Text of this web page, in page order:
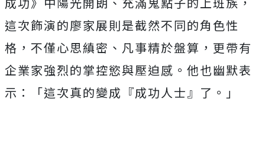
這次飾演的廖家展則是截然不同的角色性
格，不僅心思縝密、 凡事精於盤算，更帶有
企業家強烈的掌控慾與壓迫感。 他也幽默表
示：「這次真的變成『成功人士』了。」